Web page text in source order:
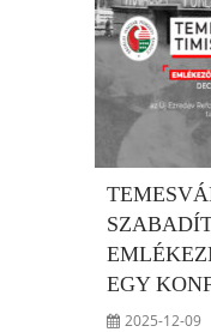
EGY
2025-12-09